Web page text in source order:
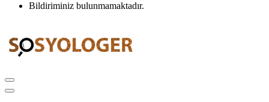
Bildiriminiz bulunmamaktadır.